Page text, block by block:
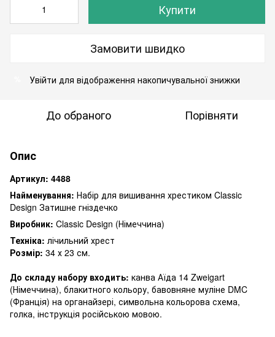
Купити
Замовити швидко
Увійти для відображення накопичувальної знижки
До обраного Порівняти
Опис
Артикул: 4488
Найменування: Набір для вишивання хрестиком Classic
Design Затишне гніздечко
Виробник: Classic Design (Німеччина)
Техніка: лічильний хрест
Розмір: 34 х 23 см.
До складу набору входить: канва Аїда 14 Zweigart
(Німеччина), блакитного кольору, бавовняне муліне DMC
(Франція) на органайзері, символьна кольорова схема,
голка, інструкція російською мовою.